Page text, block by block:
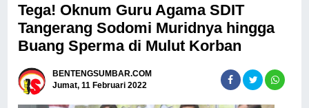
Tega! Oknum Guru Agama SDIT
Tangerang Sodomi Muridnya hingga
Buang Sperma di Mulut Korban
BENTENGSUMBAR.COM
Jumat, 11 Februari 2022